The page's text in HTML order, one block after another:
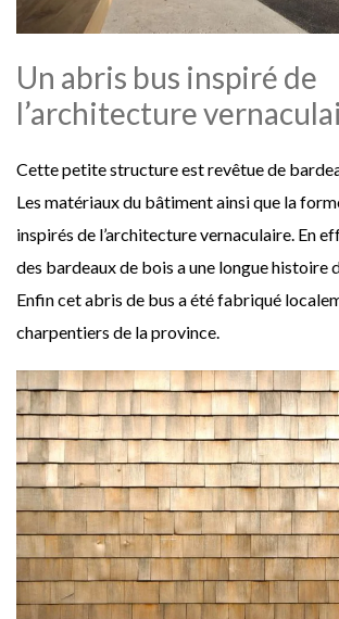
Un abris bus inspiré de
l’architecture
Cette petite structure est revêtue de
Les matériaux du bâtiment ainsi que la
inspirés de l’architecture vernaculaire. En
des bardeaux de bois a une longue histoire
Enfin cet abris de bus a été fabriqué
charpentiers de la province.